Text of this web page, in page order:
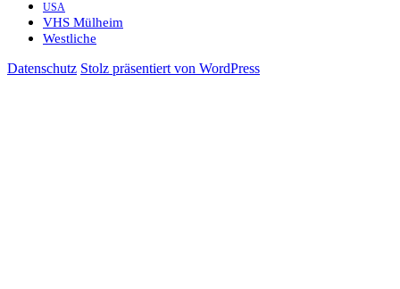
USA
VHS Mülheim
Westliche
Datenschutz Stolz präsentiert von WordPress